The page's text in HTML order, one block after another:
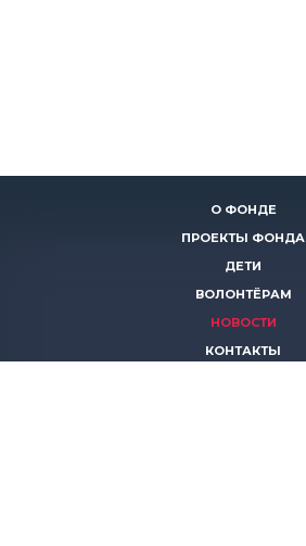
О ФОНДЕ
ПРОЕКТЫ ФОНДА
ДЕТИ
ВОЛОНТЁРАМ
НОВОСТИ
КОНТАКТЫ